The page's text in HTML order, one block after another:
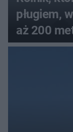
pługiem,
aż 200